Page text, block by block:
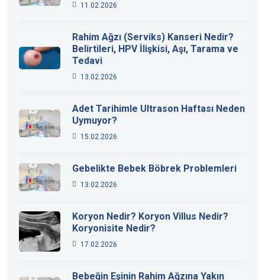
11.02.2026
Rahim Ağzı (Serviks) Kanseri Nedir?
Belirtileri, HPV İlişkisi, Aşı, Tarama ve
Tedavi
13.02.2026
Adet Tarihimle Ultrason Haftası Neden
Uymuyor?
15.02.2026
Gebelikte Bebek Böbrek Problemleri
13.02.2026
Koryon Nedir? Koryon Villus Nedir?
Koryonisite Nedir?
17.02.2026
Bebeğin Eşinin Rahim Ağzına Yakın